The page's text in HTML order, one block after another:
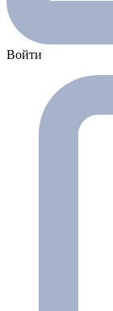
Войти